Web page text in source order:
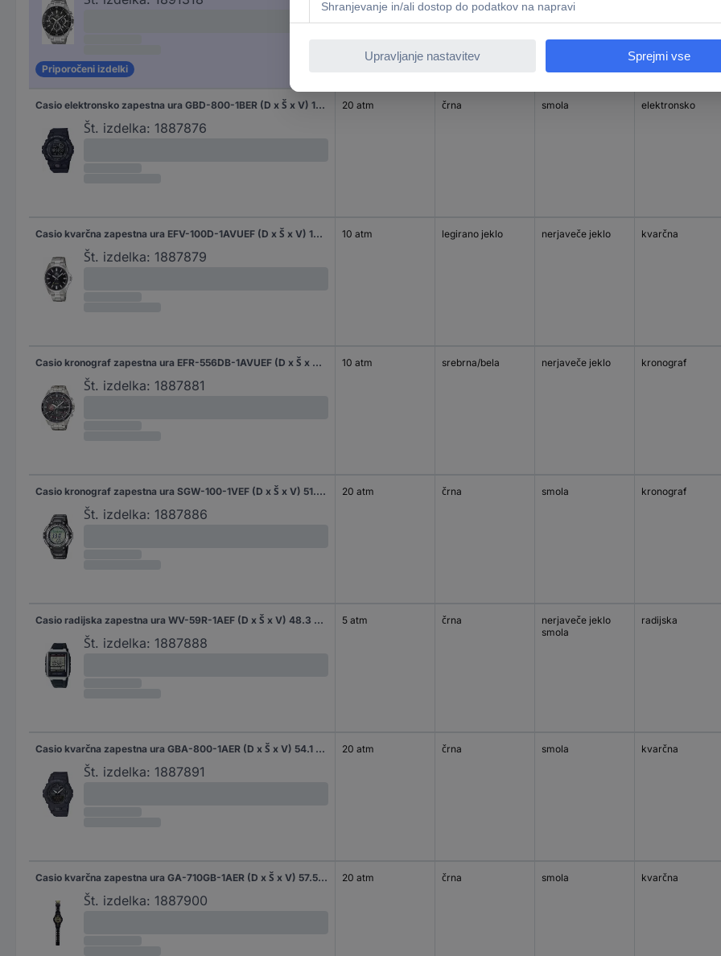
Priporočeni izdelki
Casio elektronsko zapestna ura GBD-800-1BER (D x Š x V) 15.5 x 48.6 x 54.1 mm črna Material ohišja=smola Material (zapestnica)=smola
Št. izdelka: 1887876
20 atm črna smola elektronsko
Casio kvarčna zapestna ura EFV-100D-1AVUEF (D x Š x V) 10.9 x 42 x 48 mm legirano jeklo Material ohišja=nerjaveče jeklo Material (zapestnica)=nerjaveče jeklo
Št. izdelka: 1887879
10 atm legirano jeklo nerjaveče jeklo kvarčna
Casio kronograf zapestna ura EFR-556DB-1AVUEF (D x Š x V) 53.5 x 48.7 x 12.6 mm srebrna/bela Material ohišja=nerjaveče jeklo Material (zapestnica)=nerjaveče jeklo
Št. izdelka: 1887881
10 atm srebrna/bela nerjaveče jeklo kronograf
Casio kronograf zapestna ura SGW-100-1VEF (D x Š x V) 51.5 x 47.6 x 13.2 mm črna Material ohišja=smola Material (zapestnica)=smola
Št. izdelka: 1887886
20 atm črna smola kronograf
Casio radijska zapestna ura WV-59R-1AEF (D x Š x V) 48.3 x 39 x 12.5 mm srebrna Material ohišja=nerjaveče jeklo, smola Material (zapestnica)=smola
Št. izdelka: 1887888
5 atm črna
nerjaveče jeklo
smola
radijska
Casio kvarčna zapestna ura GBA-800-1AER (D x Š x V) 54.1 x 48.6 x 15.5 mm črna Material ohišja=smola Material (zapestnica)=smola
Št. izdelka: 1887891
20 atm črna smola kvarčna
Casio kvarčna zapestna ura GA-710GB-1AER (D x Š x V) 57.5 x 53.4 x 18.4 mm črna Material ohišja=smola Material (zapestnica)=smola
Št. izdelka: 1887900
20 atm črna smola kvarčna